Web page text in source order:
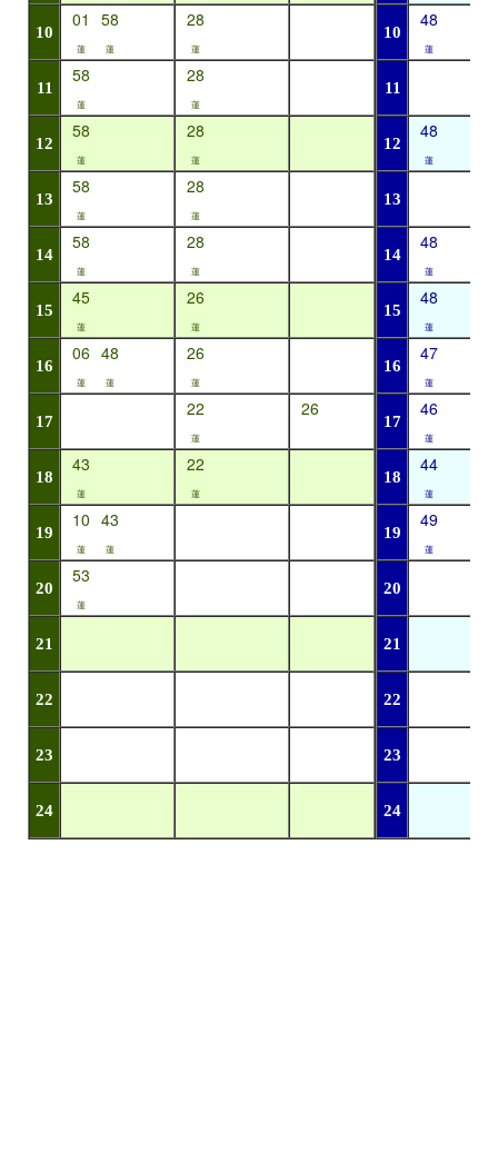
10
01
蓮
58
蓮
28
蓮
11
58
蓮
28
蓮
12
58
蓮
28
蓮
13
58
蓮
28
蓮
14
58
蓮
28
蓮
15
45
蓮
26
蓮
16
06
蓮
48
蓮
26
蓮
17
22
蓮
26
18
43
蓮
22
蓮
19
10
蓮
43
蓮
20
53
蓮
21
22
23
24
10
48
蓮
11
12
48
蓮
13
14
48
蓮
15
48
蓮
16
47
蓮
17
46
蓮
18
44
蓮
19
49
蓮
20
21
22
23
24